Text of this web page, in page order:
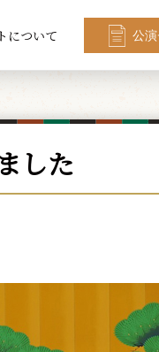
について 公
した